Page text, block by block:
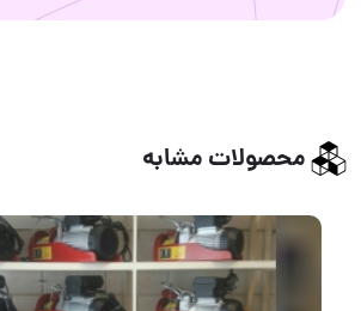
محصولات مشابه